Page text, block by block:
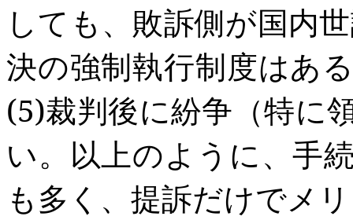
しても、敗訴側が国内
決の強制執行制度はあ
(5)裁判後に紛争（特に
い。 以上のように、手
も多く、提訴だけでメ